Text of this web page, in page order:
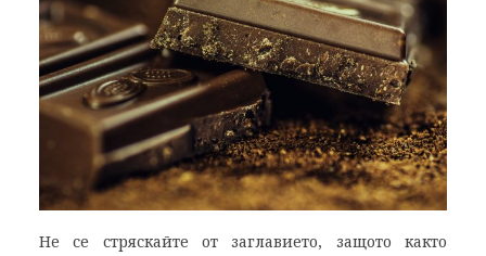
Не се стряскайте от заглавието, защото както